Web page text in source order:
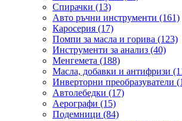
Спирачки (13)
Авто ръчни инструменти (161)
Каросерия (17)
Помпи за масла и горива (123)
Инструменти за анализ (40)
Менгемета (188)
Масла, добавки и антифризи
Инверторни преобразуватели
Автолебедки (17)
Аерографи (15)
Подемници (84)